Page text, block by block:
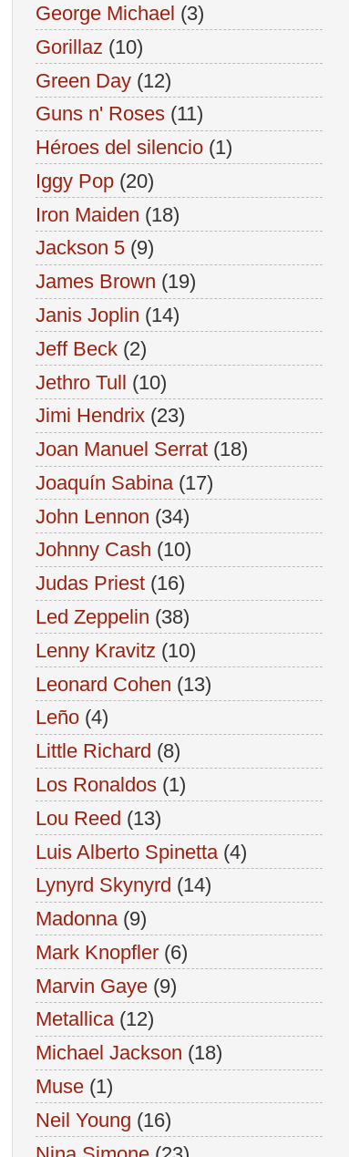
George Michael (3)
Gorillaz (10)
Green Day (12)
Guns n' Roses (11)
Héroes del silencio (1)
Iggy Pop (20)
Iron Maiden (18)
Jackson 5 (9)
James Brown (19)
Janis Joplin (14)
Jeff Beck (2)
Jethro Tull (10)
Jimi Hendrix (23)
Joan Manuel Serrat (18)
Joaquín Sabina (17)
John Lennon (34)
Johnny Cash (10)
Judas Priest (16)
Led Zeppelin (38)
Lenny Kravitz (10)
Leonard Cohen (13)
Leño (4)
Little Richard (8)
Los Ronaldos (1)
Lou Reed (13)
Luis Alberto Spinetta (4)
Lynyrd Skynyrd (14)
Madonna (9)
Mark Knopfler (6)
Marvin Gaye (9)
Metallica (12)
Michael Jackson (18)
Muse (1)
Neil Young (16)